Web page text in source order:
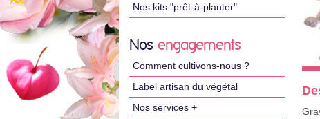
Nos kits "prêt-à-planter"
Nos engagements
Comment cultivons-nous ?
Label artisan du végétal
Nos services +